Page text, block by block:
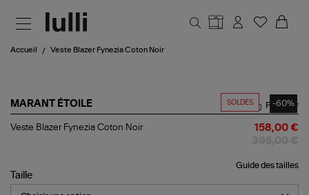
Accueil Veste Blazer Fynezia Coton Noir
SOLDES -60%
MARANT ÉTOILE
Veste
Noir
Partager
Veste Blazer Fynezia Coton Noir 158,00 €
Guide des tailles
Taille